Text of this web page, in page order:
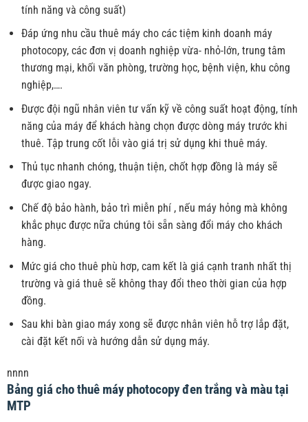
tính năng và công suất)
Đáp ứng nhu cầu thuê máy cho các tiệm kinh doanh máy
photocopy, các đơn vị doanh nghiệp vừa- nhỏ-lớn, trung tâm
thương mại, khối văn phòng, trường học, bệnh viện, khu công
nghiệp,….
Được đội ngũ nhân viên tư vấn kỹ về công suất hoạt động, tính
năng của máy để khách hàng chọn được dòng máy trước khi
thuê. Tập trung cốt lỗi vào giá trị sử dụng khi thuê máy.
Thủ tục nhanh chóng, thuận tiện, chốt hợp đồng là máy sẽ
được giao ngay.
Chế độ bảo hành, bảo trì miễn phí , nếu máy hỏng mà không
khắc phục được nữa chúng tôi sẵn sàng đổi máy cho khách
hàng.
Mức giá cho thuê phù hơp, cam kết là giá cạnh tranh nhất thị
trường và giá thuê sẽ không thay đổi theo thời gian của hợp
đồng.
Sau khi bàn giao máy xong sẽ được nhân viên hỗ trợ lắp đặt,
cài đặt kết nối và hướng dẫn sử dụng máy.
nnnn
Bảng giá cho thuê máy photocopy đen trắng và màu tại
MTP